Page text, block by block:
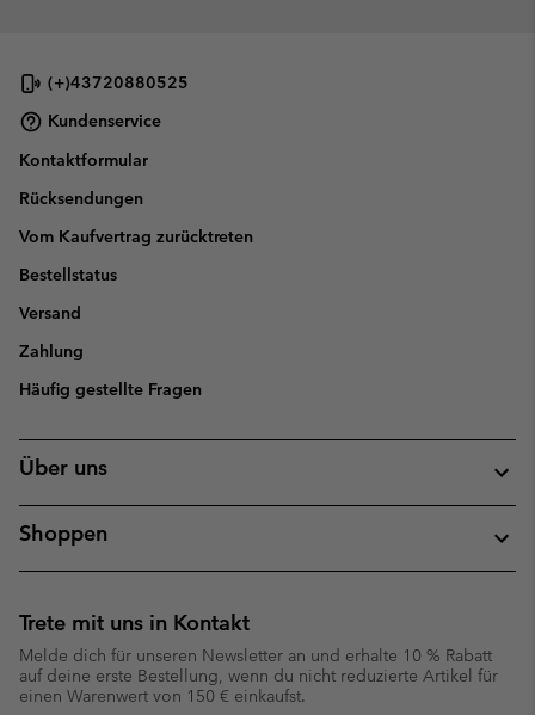
(+)43720880525
Kundenservice
Kontaktformular
Rücksendungen
Vom Kaufvertrag zurücktreten
Bestellstatus
Versand
Zahlung
Häufig gestellte Fragen
Über uns
Shoppen
Trete mit uns in Kontakt
Melde dich für unseren Newsletter an und erhalte 10 % Rabatt
auf deine erste Bestellung, wenn du nicht reduzierte Artikel für
einen Warenwert von 150 € einkaufst.